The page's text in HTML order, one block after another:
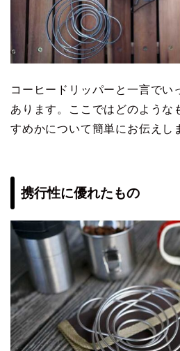
コーヒードリッパーと一言でい
あります。ここではどのような
すめかについて簡単にお伝えし
携行性に優れたもの